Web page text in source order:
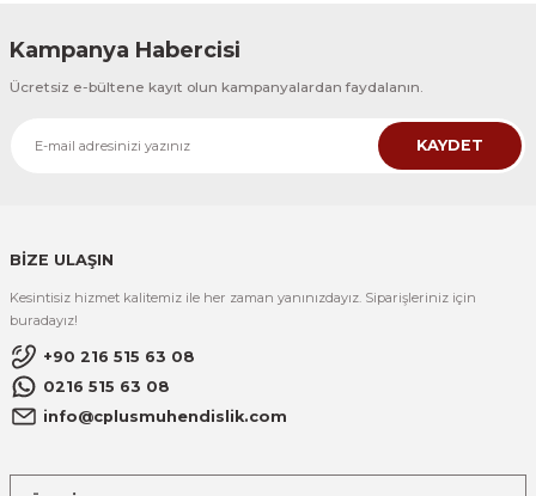
Kampanya Habercisi
Ücretsiz e-bültene kayıt olun kampanyalardan faydalanın.
KAYDET
BİZE ULAŞIN
Kesintisiz hizmet kalitemiz ile her zaman yanınızdayız. Siparişleriniz için
buradayız!
+90 216 515 63 08
0216 515 63 08
info@cplusmuhendislik.com